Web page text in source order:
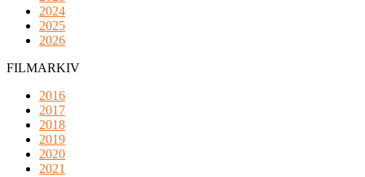
2024
2025
2026
FILMARKIV
2016
2017
2018
2019
2020
2021